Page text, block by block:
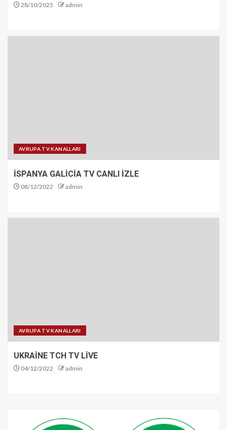
28/10/2025 admin
AVRUPA TV KANALLARI
İSPANYA GALİCİA TV CANLI İZLE
08/12/2022 admin
AVRUPA TV KANALLARI
UKRAİNE TCH TV LİVE
04/12/2022 admin